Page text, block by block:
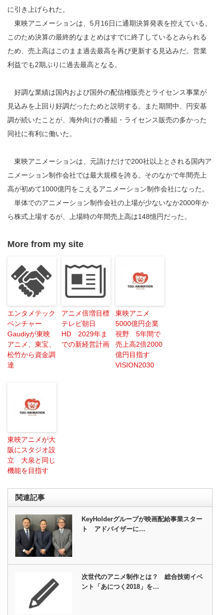
に引き上げられた。
東映アニメーションは、5月16日に通期決算発表を控えている。
このため決算の最終的なまとめはすでに終了しているとみられる
ため、売上高はこのまま過去最高を再び更新する見込みだ。営業
利益でも2期ぶりに過去最高となる。
好調な業績は国内および国外の配信権販売とライセンス事業が
見込みを上回り好調だったためと説明する。また期間中、円安基
調が続いたことが、海外向けの番組・ライセンス販売の多かった
同社に有利に働いた。
東映アニメーションは、元請けだけで200社以上とされる国内ア
ニメーション制作会社では最大規模を誇る。そのなかで年間売上
高が初めて1000億円をこえるアニメーション制作会社になった。
単体でのアニメーション制作会社の上場が少ないなか2000年か
ら株式上場するが、上場時の年間売上高は148憶円だった。
More from my site
エンタメテック
ベンチャー
Gaudiyが東映
アニメ、東宝、
松竹から資金調
達
アニメ倍増目標
テレビ朝日
HD 2029年ま
での新経営計画
東映アニメ
5000億円企業
視野 5年間で
売上高2倍2000
億円目指す
VISION2030
東映アニメが大
阪にスタジオ設
立 大泉と同じ
機能を目指す
関連記事
KeyHolderグループが映画配給事業スター
ト アドバイザーに…
次世代のアニメ制作とは？ 総合技術イベ
ント「あにつく2018」を…